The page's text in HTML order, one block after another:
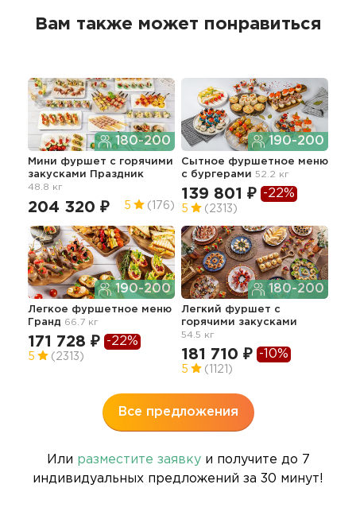
Вам также может понравиться
180-200
Мини фуршет c горячими
закусками Праздник
48.8 кг
204 320 ₽ 5 (176)
190-200
Сытное фуршетное меню
с бургерами 52.2 кг
139 801 ₽ -22%
5 (2313)
190-200
Легкое фуршетное меню
Гранд 66.7 кг
171 728 ₽ -22%
5 (2313)
180-200
Легкий фуршет с
горячими закусками
54.5 кг
181 710 ₽ -10%
5 (1121)
Все предложения
Или разместите заявкуи получите до 7
индивидуальных предложений за 30 минут!